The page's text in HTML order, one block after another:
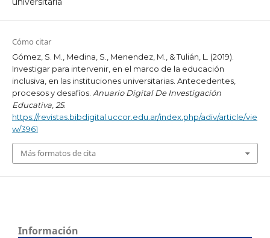
Cómo citar
Gómez, S. M., Medina, S., Menendez, M., & Tulián, L. (2019).
Investigar para intervenir, en el marco de la educación
inclusiva, en las instituciones universitarias. Antecedentes,
procesos y desafíos. Anuario Digital De Investigación
Educativa, 25.
https://revistas.bibdigital.uccor.edu.ar/index.php/adiv/article/vie
w/3961
Más formatos de cita
Información